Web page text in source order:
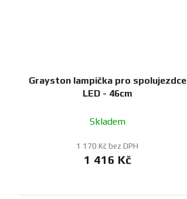
Grayston lampička pro spolujezdce
LED - 46cm
Skladem
1 170 Kč bez DPH
1 416 Kč